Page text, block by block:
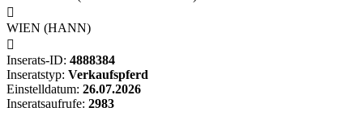

WIEN (HANN)

Inserats-ID: 4888384
Inseratstyp: Verkaufspferd
Einstelldatum: 26.07.2026
Inseratsaufrufe: 2983